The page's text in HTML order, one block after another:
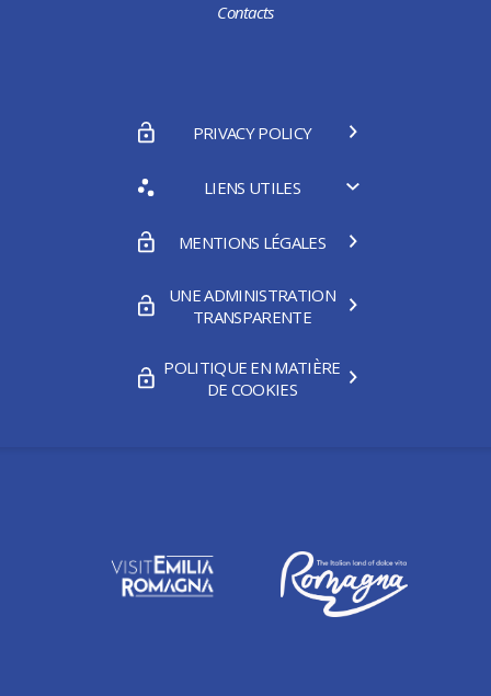
Contacts
PRIVACY POLICY
LIENS UTILES
MENTIONS LÉGALES
UNE ADMINISTRATION
TRANSPARENTE
POLITIQUE EN MATIÈRE
DE COOKIES